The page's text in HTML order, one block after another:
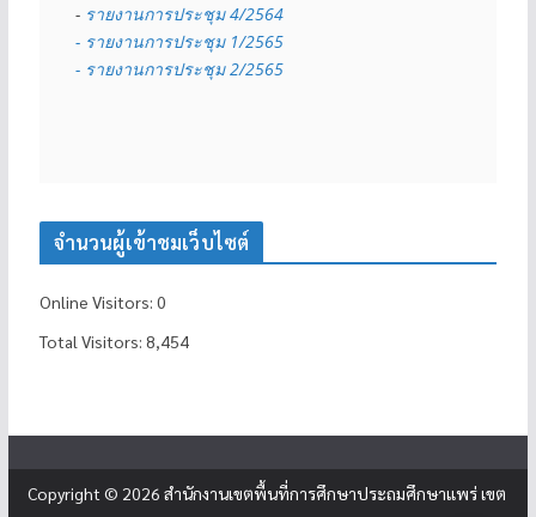
- รายงานการประชุม 4/2564
- รายงานการประชุม 1/2565
- รายงานการประชุม 2/2565
จำนวนผู้เข้าชมเว็บไซต์
Online Visitors: 0
Total Visitors: 8,454
Copyright © 2026 สำนักงานเขตพื้นที่การศึกษาประถมศึกษาแพร่ เขต